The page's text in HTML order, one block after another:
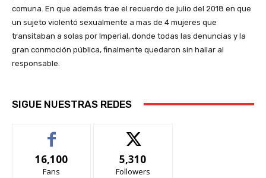
comuna. En que además trae el recuerdo de julio del 2018 en que
un sujeto violentó sexualmente a mas de 4 mujeres que
transitaban a solas por Imperial, donde todas las denuncias y la
gran conmoción pública, finalmente quedaron sin hallar al
responsable.
SIGUE NUESTRAS REDES
16,100
Fans
5,310
Followers